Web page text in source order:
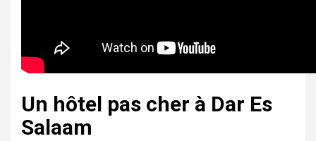
Un hôtel pas cher à Dar Es
Salaam